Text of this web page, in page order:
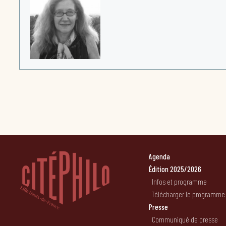
Agenda
Édition 2025/2026
Infos et programme
Télécharger le programme
Presse
Communiqué de presse